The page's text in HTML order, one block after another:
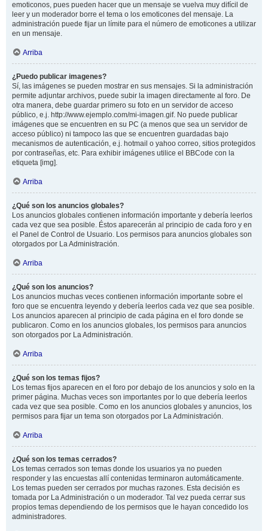
emoticonos, pues pueden hacer que un mensaje se vuelva muy difícil de
leer y un moderador borre el tema o los emoticones del mensaje. La
administración puede fijar un límite para el número de emoticones a utilizar
en un mensaje.
Arriba
¿Puedo publicar imagenes?
Sí, las imágenes se pueden mostrar en sus mensajes. Si la administración
permite adjuntar archivos, puede subir la imagen directamente al foro. De
otra manera, debe guardar primero su foto en un servidor de acceso
público, e.j. http://www.ejemplo.com/mi-imagen.gif. No puede publicar
imágenes que se encuentren en su PC (a menos que sea un servidor de
acceso público) ni tampoco las que se encuentren guardadas bajo
mecanismos de autenticación, e.j. hotmail o yahoo correo, sitios protegidos
por contraseñas, etc. Para exhibir imágenes utilice el BBCode con la
etiqueta [img].
Arriba
¿Qué son los anuncios globales?
Los anuncios globales contienen información importante y debería leerlos
cada vez que sea posible. Éstos aparecerán al principio de cada foro y en
el Panel de Control de Usuario. Los permisos para anuncios globales son
otorgados por La Administración.
Arriba
¿Qué son los anuncios?
Los anuncios muchas veces contienen información importante sobre el
foro que se encuentra leyendo y debería leerlos cada vez que sea posible.
Los anuncios aparecen al principio de cada página en el foro donde se
publicaron. Como en los anuncios globales, los permisos para anuncios
son otorgados por La Administración.
Arriba
¿Qué son los temas fijos?
Los temas fijos aparecen en el foro por debajo de los anuncios y solo en la
primer página. Muchas veces son importantes por lo que debería leerlos
cada vez que sea posible. Como en los anuncios globales y anuncios, los
permisos para fijar un tema son otorgados por La Administración.
Arriba
¿Qué son los temas cerrados?
Los temas cerrados son temas donde los usuarios ya no pueden
responder y las encuestas allí contenidas terminaron automáticamente.
Los temas pueden ser cerrados por muchas razones. Esta decisión es
tomada por La Administración o un moderador. Tal vez pueda cerrar sus
propios temas dependiendo de los permisos que le hayan concedido los
administradores.